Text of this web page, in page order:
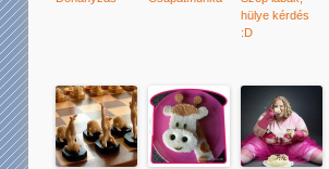
hülye kérdés
:D